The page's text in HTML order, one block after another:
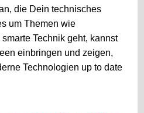
die Dein technisches
um Themen wie
Technik geht, kannst
einbringen und zeigen,
Technologien up to date